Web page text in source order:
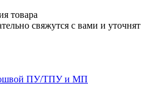
товара
свяжутся с вами и уточнят
ПУ/ТПУ и МП